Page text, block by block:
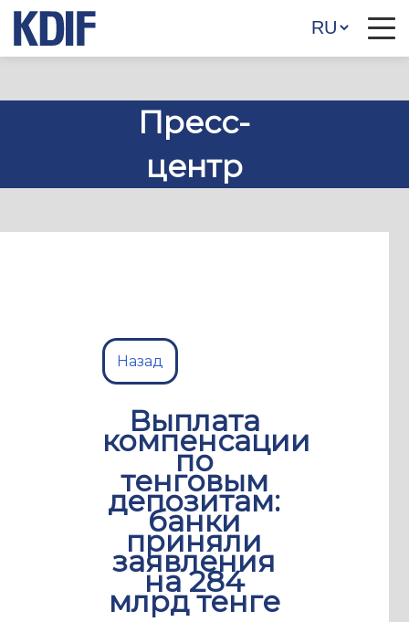
Пресс-
центр
Назад
Выплата
компенсации
по
тенговым
депозитам:
банки
приняли
заявления
на 284
млрд тенге